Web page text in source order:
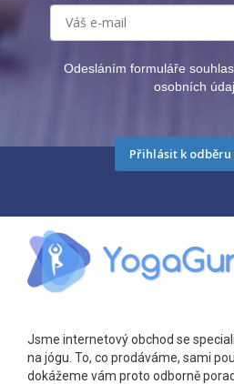
Odesláním formuláře
osobních
Přihlásit k
Jsme internetový obchod se
na jógu. To, co prodáváme, sami
dokážeme vám proto odborně